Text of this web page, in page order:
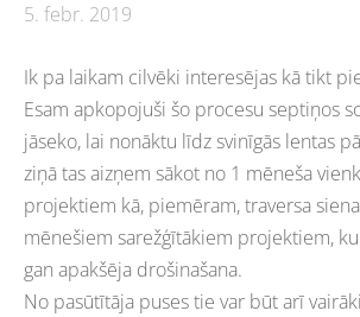
5. febr. 2019
Ik pa laikam cilvēki interesējas kā tikt
Esam apkopojuši šo procesu septiņos
jāseko, lai nonāktu līdz svinīgās lentas
ziņā tas aizņem sākot no 1 mēneša
projektiem kā, piemēram, traversa
mēnešiem sarežģītākiem projektiem,
gan apakšēja drošinašana.
No pasūtītāja puses tie var būt arī